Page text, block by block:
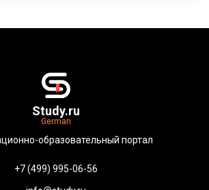
Study.ru
German
образовательный портал
+7 (499) 995-06-56